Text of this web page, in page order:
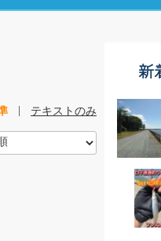
テキストのみ
新